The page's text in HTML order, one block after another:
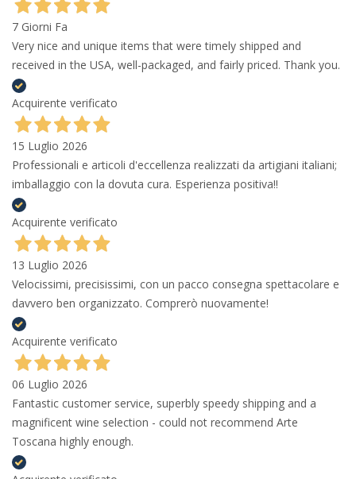
7 Giorni Fa
Very nice and unique items that were timely shipped and
received in the USA, well-packaged, and fairly priced. Thank you.
Acquirente verificato
15 Luglio 2026
Professionali e articoli d'eccellenza realizzati da artigiani italiani;
imballaggio con la dovuta cura. Esperienza positiva!!
Acquirente verificato
13 Luglio 2026
Velocissimi, precisissimi, con un pacco consegna spettacolare e
davvero ben organizzato. Comprerò nuovamente!
Acquirente verificato
06 Luglio 2026
Fantastic customer service, superbly speedy shipping and a
magnificent wine selection - could not recommend Arte
Toscana highly enough.